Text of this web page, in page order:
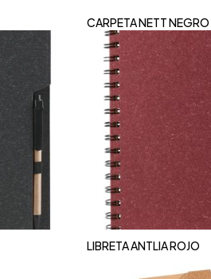
CARPETA NETT NEGRO
LIBRETA ANTLIA ROJO